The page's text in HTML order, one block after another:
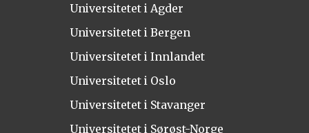
Universitetet i Agder
Universitetet i Bergen
Universitetet i Innlandet
Universitetet i Oslo
Universitetet i Stavanger
Universitetet i Sørøst-Norge